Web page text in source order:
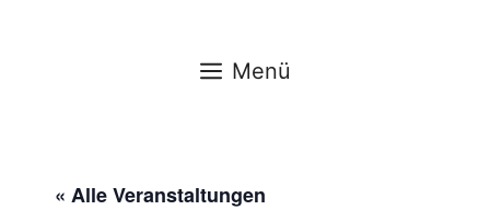
Menü
« Alle Veranstaltungen